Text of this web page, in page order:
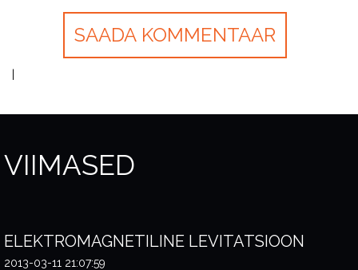
VIIMASED
ELEKTROMAGNETILINE LEVITATSIOON
2013-03-11 21:07:59